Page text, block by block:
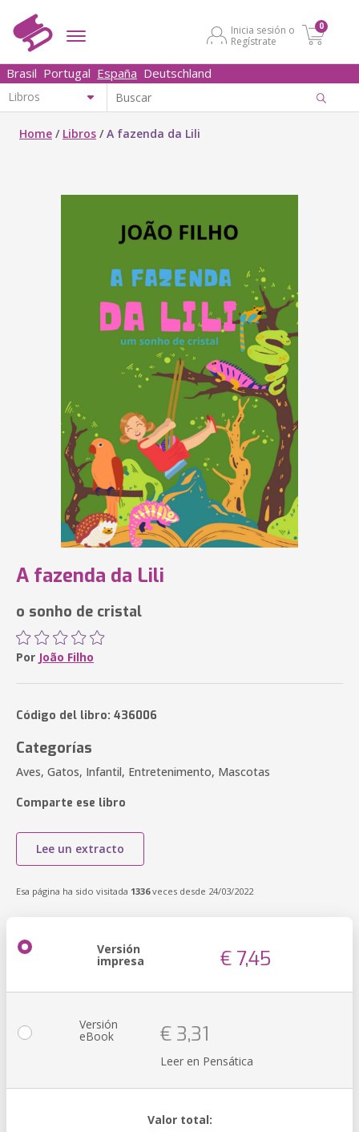
Inicia sesión o
Regístrate
0
Brasil Portugal España Deutschland
Home / Libros /A fazenda da Lili
A fazenda da Lili
o sonho de cristal
Por João Filho
Código del libro: 436006
Categorías
Aves, Gatos, Infantil, Entretenimento, Mascotas
Comparte ese libro
Lee un extracto
Esa página ha sido visitada 1336veces desde 24/03/2022
Versión
impresa € 7,45
Versión
eBook € 3,31
Leer en Pensática
Valor total: